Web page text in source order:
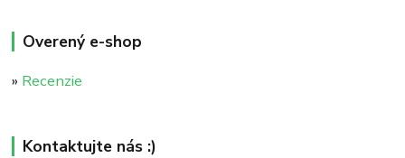
Overený e-shop
» Recenzie
Kontaktujte nás :)